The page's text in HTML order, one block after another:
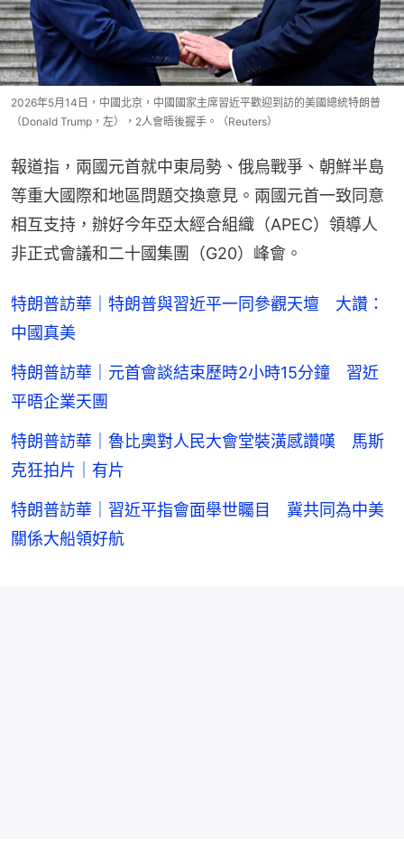
2026年5月14日，中國北京，中國國家主席習近平歡迎到訪的美國總統特朗普
（Donald Trump，左），2人會晤後握手。（Reuters）
報道指，兩國元首就中東局勢、俄烏戰爭、朝鮮半島
等重大國際和地區問題交換意見。兩國元首一致同意
相互支持，辦好今年亞太經合組織（APEC）領導人
非正式會議和二十國集團（G20）峰會。
特朗普訪華｜特朗普與習近平一同參觀天壇 大讚：
中國真美
特朗普訪華｜元首會談結束歷時2小時15分鐘 習近
平晤企業天團
特朗普訪華｜魯比奧對人民大會堂裝潢感讚嘆 馬斯
克狂拍片｜有片
特朗普訪華｜習近平指會面舉世矚目 冀共同為中美
關係大船領好航